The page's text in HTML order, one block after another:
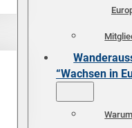
“Wachsen in